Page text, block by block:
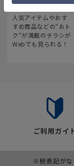
最新のお買い得情報
人気アイテムやおす
すめ商品などの“おト
ク“が満載のチラシが
Webでも見られる！
ご利用ガイ
※税表記がな